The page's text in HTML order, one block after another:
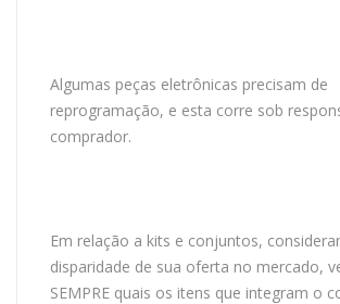
Algumas peças eletrônicas precisam de
reprogramação, e esta corre sob
comprador.
Em relação a kits e conjuntos,
disparidade de sua oferta no mercado,
SEMPRE quais os itens que integram o